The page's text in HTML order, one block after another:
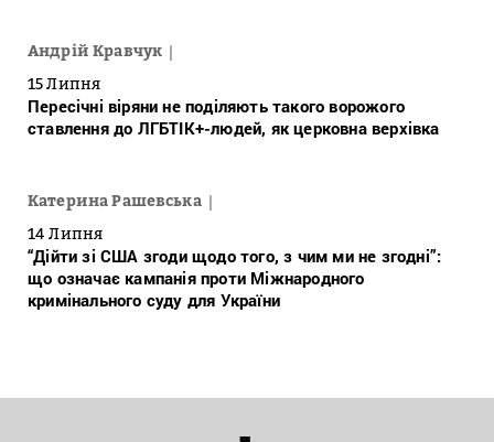
Андрій Кравчук
15 Липня
Пересічні віряни не поділяють такого ворожого
ставлення до ЛГБТІК+-людей, як церковна верхівка
Катерина Рашевська
14 Липня
“Дійти зі США згоди щодо того, з чим ми не згодні”:
що означає кампанія проти Міжнародного
кримінального суду для України